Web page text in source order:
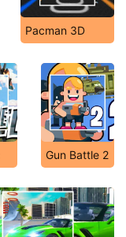
Pacman 3D
Gun Battle 2